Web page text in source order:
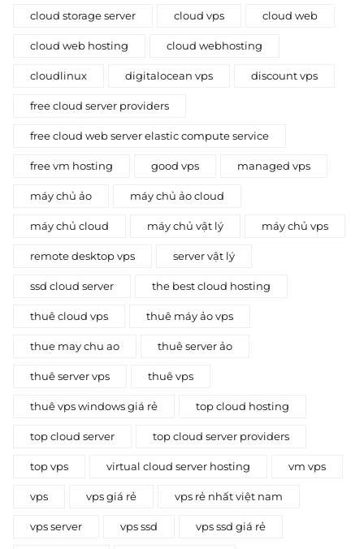
cloud storage server cloud vps cloud web
cloud web hosting cloud webhosting
cloudlinux digitalocean vps discount vps
free cloud server providers
free cloud web server elastic compute service
free vm hosting good vps managed vps
máy chủ ảo máy chủ ảo cloud
máy chủ cloud máy chủ vật lý máy chủ vps
remote desktop vps server vật lý
ssd cloud server the best cloud hosting
thuê cloud vps thuê máy ảo vps
thue may chu ao thuê server ảo
thuê server vps thuê vps
thuê vps windows giá rẻ top cloud hosting
top cloud server top cloud server providers
top vps virtual cloud server hosting vm vps
vps vps giá rẻ vps rẻ nhất việt nam
vps server vps ssd vps ssd giá rẻ